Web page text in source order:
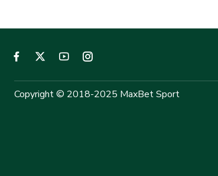
Copyright © 2018-2025 MaxBet Sport